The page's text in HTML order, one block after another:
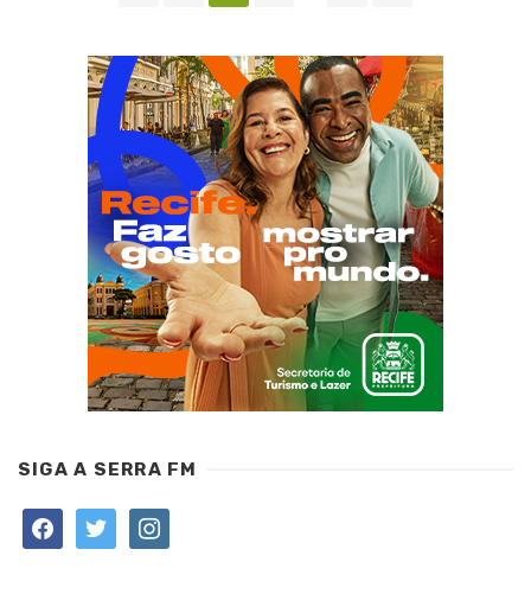
SIGA A SERRA FM
facebooktwitter instagram